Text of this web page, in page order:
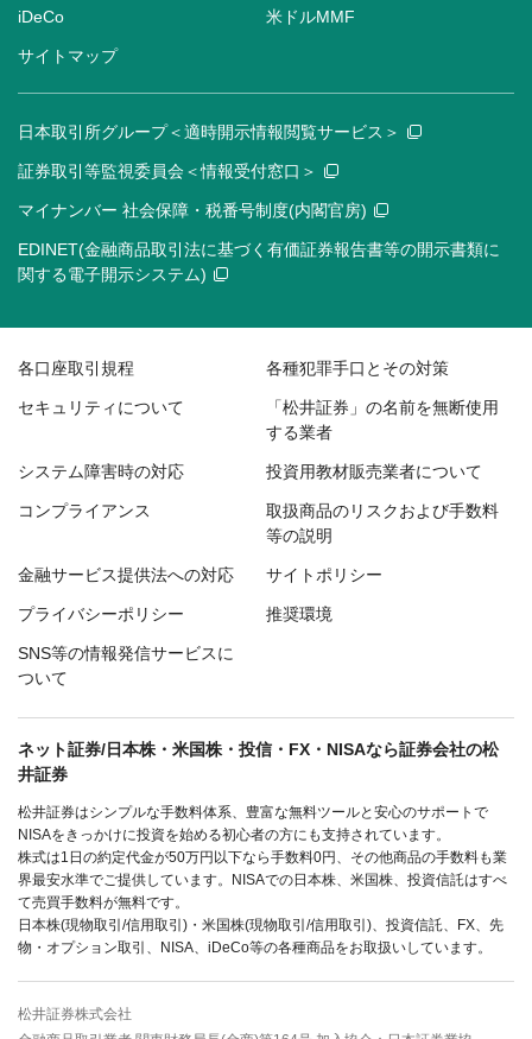
iDeCo 米ドルMMF
サイトマップ
日本取引所グループ＜適時開示情報閲覧サービス＞
証券取引等監視委員会＜情報受付窓口＞
マイナンバー 社会保障・税番号制度(内閣官房)
EDINET(金融商品取引法に基づく有価証券報告書等の開示書類に
関する電子開示システム)
各口座取引規程 各種犯罪手口とその対策
セキュリティについて
「松井証券」の名前を無断使用
する業者
システム障害時の対応 投資用教材販売業者について
コンプライアンス
取扱商品のリスクおよび手数料
等の説明
金融サービス提供法への対応 サイトポリシー
プライバシーポリシー 推奨環境
SNS等の情報発信サービスに
ついて
ネット証券/日本株・米国株・投信・FX・NISAなら証券会社の松
井証券
松井証券はシンプルな手数料体系、豊富な無料ツールと安心のサポートで
NISAをきっかけに投資を始める初心者の方にも支持されています。
株式は1日の約定代金が50万円以下なら手数料0円、その他商品の手数料も業
界最安水準でご提供しています。NISAでの日本株、米国株、投資信託はすべ
て売買手数料が無料です。
日本株(現物取引/信用取引)・米国株(現物取引/信用取引)、投資信託、FX、先
物・オプション取引、NISA、iDeCo等の各種商品をお取扱いしています。
松井証券株式会社